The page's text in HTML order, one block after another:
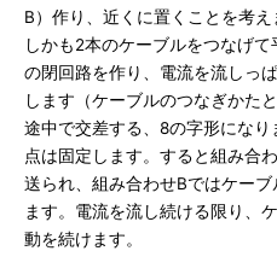
B）作り、近くに置くことを考え
しかも2本のケーブルをつなげて
の閉回路を作り、電流を流しっ
します（ケーブルのつなぎかた
途中で交差する、8の字形にな
点は固定します。すると組み合
送られ、組み合わせBではケー
ます。電流を流し続ける限り、
動を続けます。